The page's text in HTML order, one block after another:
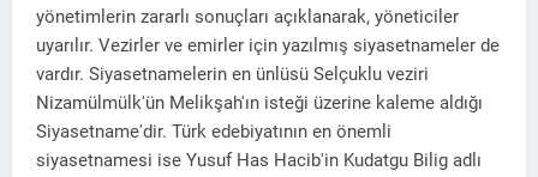
yönetimlerin zararlı sonuçları açıklanarak, yöneticiler
uyarılır. Vezirler ve emirler için yazılmış siyasetnameler de
vardır. Siyasetnamelerin en ünlüsü Selçuklu veziri
Nizamülmülk'ün Melikşah'ın isteği üzerine kaleme aldığı
Siyasetname'dir. Türk edebiyatının en önemli
siyasetnamesi ise Yusuf Has Hacib'in Kudatgu Bilig adlı